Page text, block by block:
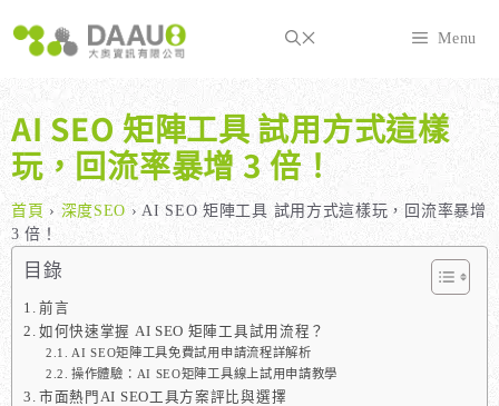
至
內
容
Menu
AI SEO 矩陣工具 試用方式這樣
玩，回流率暴增 3 倍！
首頁 › 深度SEO › AI SEO 矩陣工具 試用方式這樣玩，回流率暴增
3 倍！
目錄
前言
如何快速掌握 AI SEO 矩陣工具試用流程？
AI SEO矩陣工具免費試用申請流程詳解析
操作體驗：AI SEO矩陣工具線上試用申請教學
市面熱門AI SEO工具方案評比與選擇